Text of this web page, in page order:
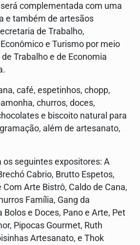
complementada com uma
e também de artesãos
de Trabalho,
e Turismo por meio
Trabalho e de Economia
café, espetinhos, chopp,
churros, doces,
e biscoito natural para
além de artesanato,
seguintes expositores: A
Cabrio, Brutto Espetos,
Com Arte Bistrô, Caldo de Cana,
Família, Gang da
Bolos e Doces, Pano e Arte, Pet
Pipocas Gourmet, Ruth
Artesanato, e Thok